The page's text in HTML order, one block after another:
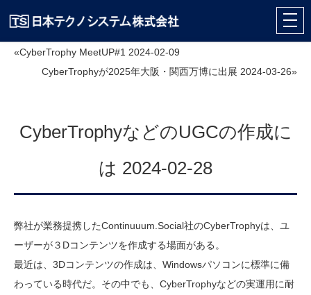
«CyberTrophy MeetUP#1 2024-02-09
CyberTrophyが2025年大阪・関西万博に出展 2024-03-26»
CyberTrophyなどのUGCの作成に
は 2024-02-28
弊社が業務提携したContinuuum.Social社のCyberTrophyは、ユ
ーザーが３Dコンテンツを作成する場面がある。
最近は、3Dコンテンツの作成は、Windowsパソコンに標準に備
わっている時代だ。その中でも、CyberTrophyなどの実運用に耐